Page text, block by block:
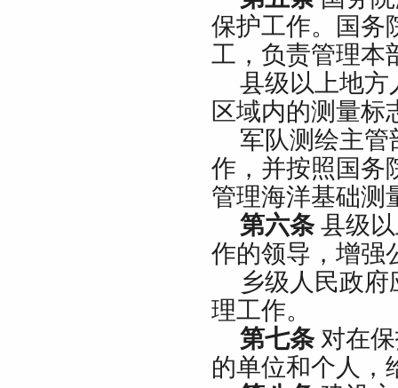
保护工作。国务
工，负责管理本
县级以上地方
区域内的测量标
军队测绘主管
作，并按照国务
管理海洋基础测
第六条县级以
作的领导，增强
乡级人民政
理工作。
第七条对在保
的单位和个人，